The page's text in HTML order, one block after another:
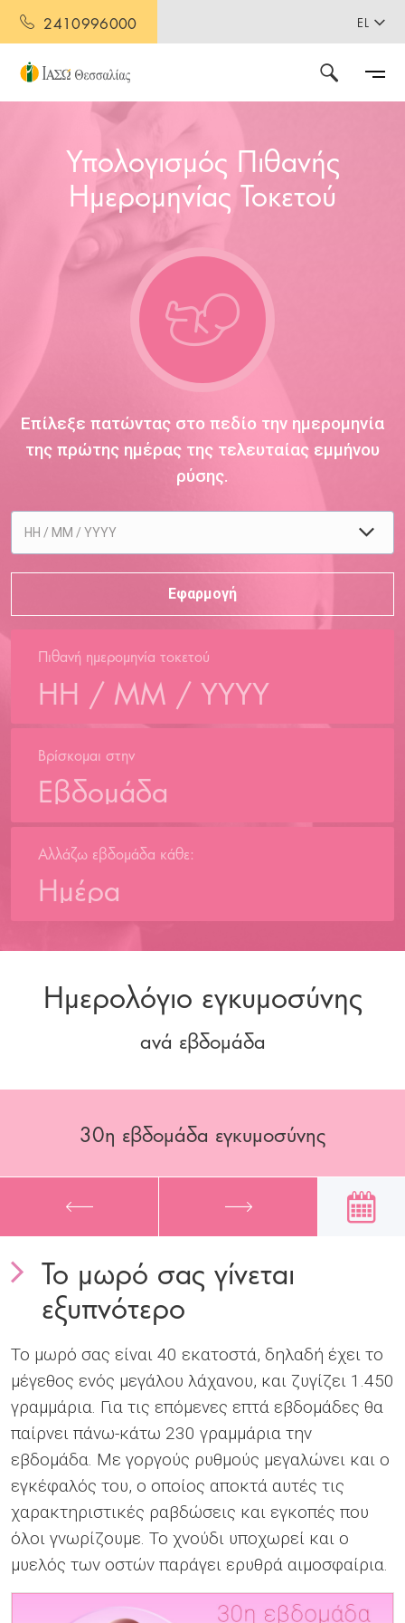
2410996000 EL
Υπολογισμός Πιθανής
Ημερομηνίας Τοκετού
Επίλεξε πατώντας στο πεδίο την ημερομηνία
της πρώτης ημέρας της τελευταίας εμμήνου
ρύσης.
Πιθανή ημερομηνία τοκετού
Βρίσκομαι στην
Εβδομάδα
Αλλάζω εβδομάδα κάθε:
Ημέρα
Ημερολόγιο εγκυμοσύνης
ανά εβδομάδα
30η εβδομάδα εγκυμοσύνης
Το μωρό σας γίνεται
εξυπνότερο
To μωρό σας είναι 40 εκατοστά, δηλαδή έχει το
μέγεθος ενός μεγάλου λάχανου, και ζυγίζει 1.450
γραμμάρια. Για τις επόμενες επτά εβδομάδες θα
παίρνει πάνω-κάτω 230 γραμμάρια την
εβδομάδα. Με γοργούς ρυθμούς μεγαλώνει και ο
εγκέφαλός του, ο οποίος αποκτά αυτές τις
χαρακτηριστικές ραβδώσεις και εγκοπές που
όλοι γνωρίζουμε. Το χνούδι υποχωρεί και ο
μυελός των οστών παράγει ερυθρά αιμοσφαίρια.